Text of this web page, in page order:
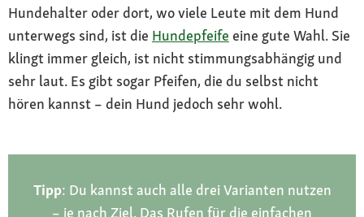
Hundehalter oder dort, wo viele Leute mit dem Hund
unterwegs sind, ist die Hundepfeife eine gute Wahl. Sie
klingt immer gleich, ist nicht stimmungsabhängig und
sehr laut. Es gibt sogar Pfeifen, die du selbst nicht
hören kannst – dein Hund jedoch sehr wohl.
Tipp: Du kannst auch alle drei Varianten nutzen
– je nach Ziel. Das Rufen für die einfachen